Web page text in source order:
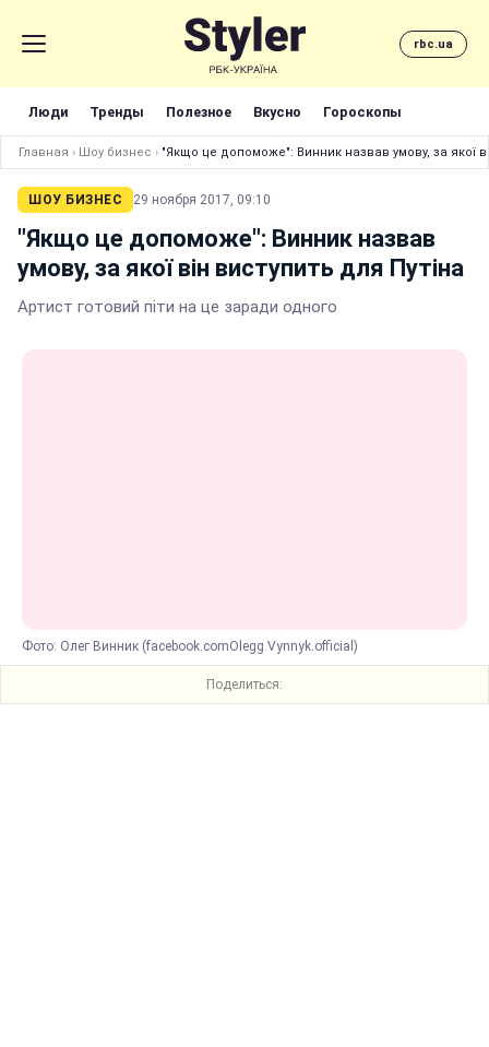
rbc.ua
Люди Тренды Полезное Вкусно Гороскопы
Главная › Шоу бизнес › "Якщо це допоможе": Винник назвав умову, за якої
ШОУ БИЗНЕС 29 ноября 2017, 09:10
"Якщо це допоможе": Винник назвав
умову, за якої він виступить для Путіна
Артист готовий піти на це заради одного
Фото: Олег Винник (facebook.comOlegg.Vynnyk.official)
Поделиться: